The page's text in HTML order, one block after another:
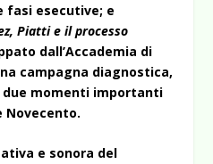
fasi esecutive; e
Piatti e il processo
dall’Accademia di
campagna diagnostica,
momenti importanti
e sonora del